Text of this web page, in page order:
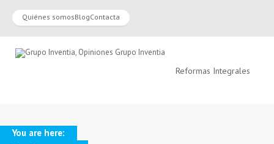
Quiénes somosBlogContacta
Reformas Integrales
You are here: